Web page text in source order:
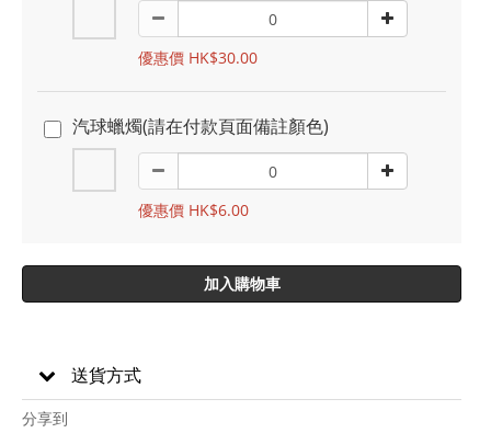
優惠價 HK$30.00
汽球蠟燭(請在付款頁面備註顏色)
優惠價 HK$6.00
加入購物車
送貨方式
分享到